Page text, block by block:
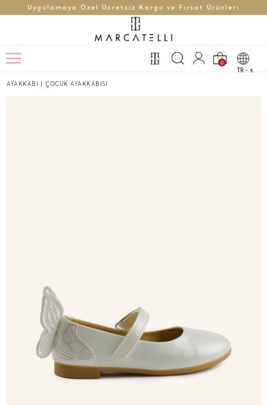
Uygulamaya Özel Ücretsiz Kargo ve Fırsat Ürünleri
0
TR - t
AYAKKABI | ÇOCUK AYAKKABISI